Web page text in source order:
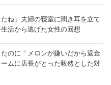
たね」夫婦の寝室に聞き耳を立て
活から逃げた女性の回想
のに「メロンが嫌いだから返金
ムに店長がとった毅然とした対